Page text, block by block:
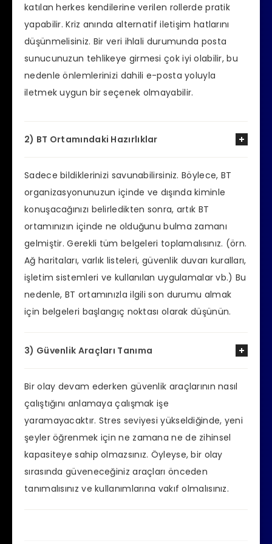
katılan herkes kendilerine verilen rollerde pratik
yapabilir. Kriz anında alternatif iletişim hatlarını
düşünmelisiniz. Bir veri ihlali durumunda posta
sunucunuzun tehlikeye girmesi çok iyi olabilir, bu
nedenle önlemlerinizi dahili e-posta yoluyla
iletmek uygun bir seçenek olmayabilir.
2) BT Ortamındaki Hazırlıklar
Sadece bildiklerinizi savunabilirsiniz. Böylece, BT
organizasyonunuzun içinde ve dışında kiminle
konuşacağınızı belirledikten sonra, artık BT
ortamınızın içinde ne olduğunu bulma zamanı
gelmiştir. Gerekli tüm belgeleri toplamalısınız. (örn.
Ağ haritaları, varlık listeleri, güvenlik duvarı kuralları,
işletim sistemleri ve kullanılan uygulamalar vb.) Bu
nedenle, BT ortamınızla ilgili son durumu almak
için belgeleri başlangıç ​​noktası olarak düşünün.
3) Güvenlik Araçları Tanıma
Bir olay devam ederken güvenlik araçlarının nasıl
çalıştığını anlamaya çalışmak işe
yaramayacaktır. Stres seviyesi yükseldiğinde, yeni
şeyler öğrenmek için ne zamana ne de zihinsel
kapasiteye sahip olmazsınız. Öyleyse, bir olay
sırasında güveneceğiniz araçları önceden
tanımalısınız ve kullanımlarına vakıf olmalısınız.